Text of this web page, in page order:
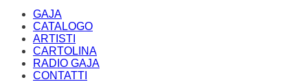
GAJA
CATALOGO
ARTISTI
CARTOLINA
RADIO GAJA
CONTATTI